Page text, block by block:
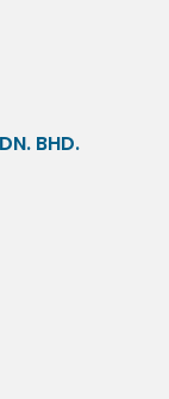
BHD.